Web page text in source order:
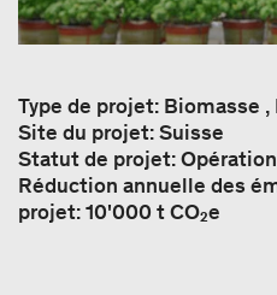
Type de projet: Biomasse
Site du projet: Suisse
Statut de projet:
Réduction annuelle des
projet: 10'000 t CO₂e